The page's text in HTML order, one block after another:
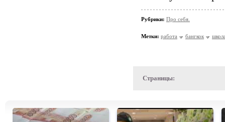
Рубрики: Про себя.
Метки: работа бангкок
Страницы: